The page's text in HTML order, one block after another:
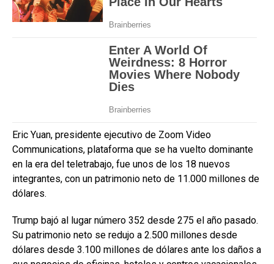
Eric Yuan, presidente ejecutivo de Zoom Video
Communications, plataforma que se ha vuelto dominante
en la era del teletrabajo, fue unos de los 18 nuevos
integrantes, con un patrimonio neto de 11.000 millones de
dólares.
Trump bajó al lugar número 352 desde 275 el año pasado.
Su patrimonio neto se redujo a 2.500 millones desde
dólares desde 3.100 millones de dólares ante los daños a